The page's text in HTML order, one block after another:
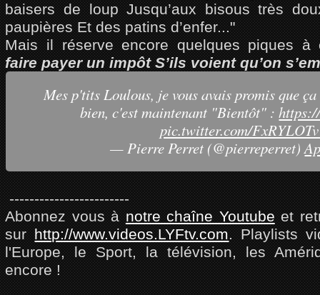
baisers de loup Jusqu’aux bisous très
paupières Et des patins d’enfer..."
Mais il réserve encore quelques piques
faire payer un impôt S’ils voient qu’on
Mes p'tits Loulous, je vous avais promis que
bien, c'est maintenant "Bientôt" :
pic.twitter.com/
— Pierre Perret (@pierreperret)
------------------------
Abonnez vous ànotre chaîne Youtubeet
surhttp://www.videos.LYFtv.com. Playlists
l'Europe, le Sport, la télévision, les
encore !